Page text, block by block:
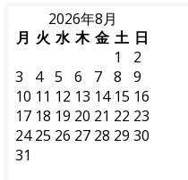
2026年8月
月 火 水 木 金 土 日
1
2
3
4 5 6 7 8
9
10 11 12 13 14 15 16
17 18 19 20 21 22 23
24 25 26 27 28 29 30
31